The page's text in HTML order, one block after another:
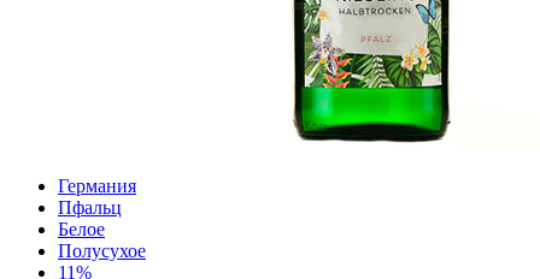
Германия
Пфальц
Белое
Полусухое
11%